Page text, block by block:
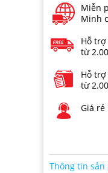
Miễn
Minh
Hỗ
từ
Hỗ
từ
Giá
Thông tin sản